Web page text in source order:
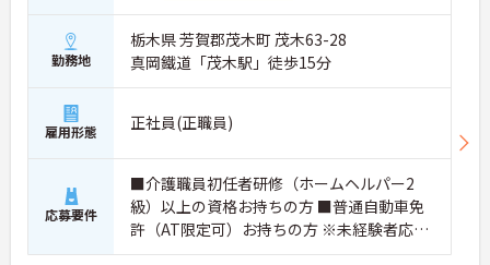
勤務地
栃木県 芳賀郡茂木町 茂木63-28
真岡鐵道「茂木駅」徒歩15分
雇用形態 正社員(正職員)
応募要件
■介護職員初任者研修（ホームヘルパー2
級）以上の資格お持ちの方 ■普通自動車免
許（AT限定可）お持ちの方 ※未経験者応相
談